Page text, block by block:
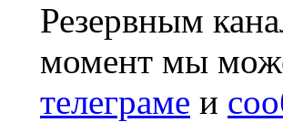
Резервным
момент мы
телеграме и